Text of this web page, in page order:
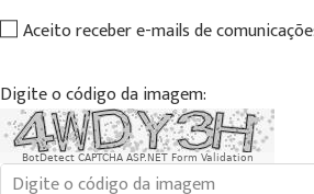
Aceito receber e-mails de
Digite o código da imagem:
BotDetect CAPTCHA ASP.NET Form Validation